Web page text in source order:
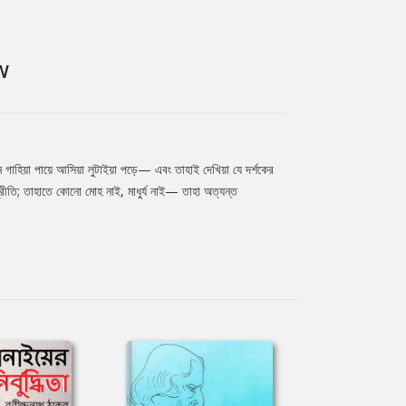
পায়ে আসিয়া লুটাইয়া পড়ে— এবং তাহাই দেখিয়া যে দর্শকের
তাহাতে কোনো মোহ নাই, মাধুর্য নাই— তাহা অত্যন্ত